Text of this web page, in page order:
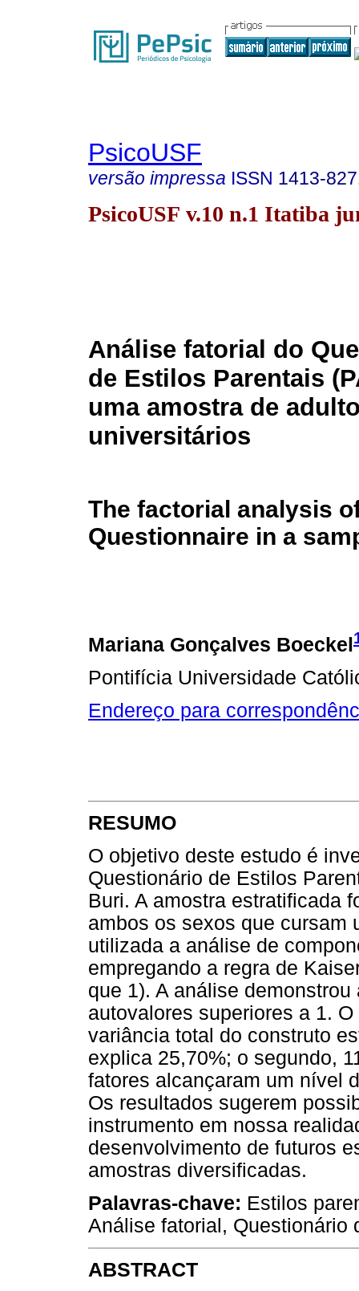
PsicoUSF
versão impressa ISSN 1413-
PsicoUSF v.10 n.1 Itatiba
Análise fatorial do
de Estilos Parentais
uma amostra de
universitários
The factorial analysis
Questionnaire in a
Mariana Gonçalves Boeckel
Pontifícia Universidade
Endereço para
RESUMO
O objetivo deste estudo é
Questionário de Estilos
Buri. A amostra estratificada
ambos os sexos que cursam
utilizada a análise de
empregando a regra de
que 1). A análise
autovalores superiores a 1.
variância total do construto
explica 25,70%; o segundo,
fatores alcançaram um nível
Os resultados sugerem
instrumento em nossa
desenvolvimento de futuros
amostras diversificadas.
Palavras-chave: Estilos
Análise fatorial, Questionário
ABSTRACT